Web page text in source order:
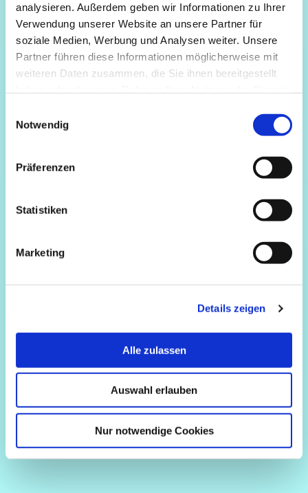
analysieren. Außerdem geben wir Informationen zu Ihrer
Verwendung unserer Website an unsere Partner für
soziale Medien, Werbung und Analysen weiter. Unsere
Partner führen diese Informationen möglicherweise mit
weiteren Daten zusammen, die Sie ihnen bereitgestellt
Notwendig
Präferenzen
Statistiken
Marketing
Details zeigen
Alle zulassen
Auswahl erlauben
Nur notwendige Cookies